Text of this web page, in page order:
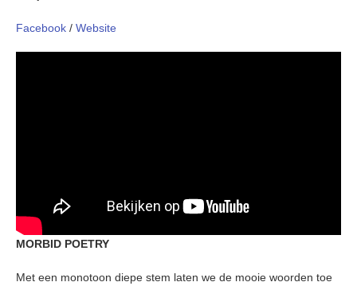
Facebook / Website
MORBID POETRY
Met een monotoon diepe stem laten we de mooie woorden toe